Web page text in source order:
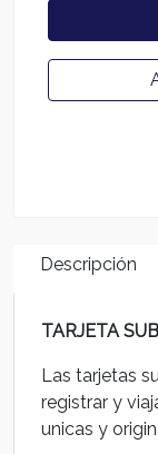
Descripción
TARJETA
Las tarjetas
registrar y
unicas y